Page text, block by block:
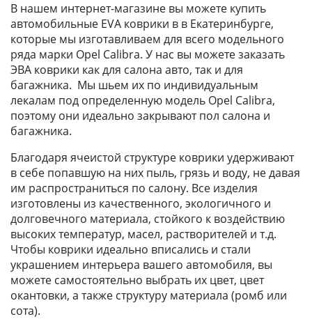
В нашем интернет-магазине вы можете купить
автомобильные EVA коврики в в Екатеринбурге,
которые мы изготавливаем для всего модельного
ряда марки Opel Calibra. У нас вы можете заказать
ЭВА коврики как для салона авто, так и для
багажника. Мы шьем их по индивидуальным
лекалам под определенную модель Opel Calibra,
поэтому они идеально закрывают пол салона и
багажника.
Благодаря ячеистой структуре коврики удерживают
в себе попавшую на них пыль, грязь и воду, не давая
им распространиться по салону. Все изделия
изготовлены из качественного, экологичного и
долговечного материала, стойкого к воздействию
высоких температур, масел, растворителей и т.д.
Чтобы коврики идеально вписались и стали
украшением интерьера вашего автомобиля, вы
можете самостоятельно выбрать их цвет, цвет
окантовки, а также структуру материала (ромб или
сота).